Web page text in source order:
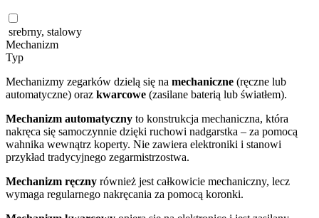
srebrny, stalowy
Mechanizm
Typ
Mechanizmy zegarków dzielą się na mechaniczne (ręczne lub
automatyczne) oraz kwarcowe (zasilane baterią lub światłem).
Mechanizm automatyczny to konstrukcja mechaniczna, która
nakręca się samoczynnie dzięki ruchowi nadgarstka – za pomocą
wahnika wewnątrz koperty. Nie zawiera elektroniki i stanowi
przykład tradycyjnego zegarmistrzostwa.
Mechanizm ręczny również jest całkowicie mechaniczny, lecz
wymaga regularnego nakręcania za pomocą koronki.